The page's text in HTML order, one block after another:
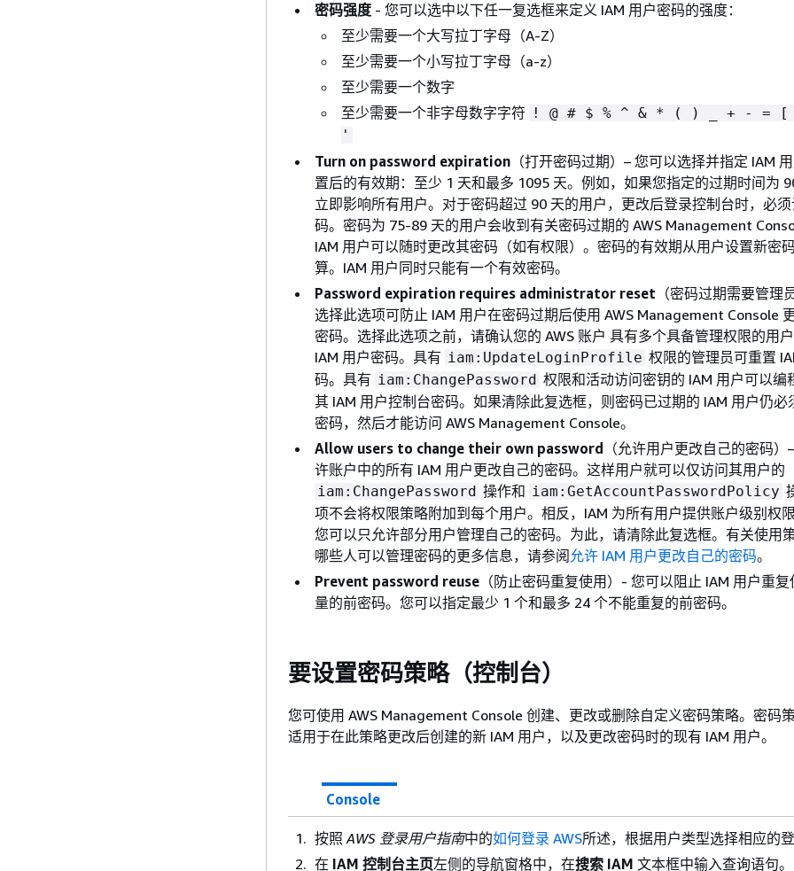
密码强度 - 您可以选中以下任一复选框来定义 IAM 用户密码的强度：
至少需要一个大写拉丁字母（A-Z）
至少需要一个小写拉丁字母（a-z）
至少需要一个数字
至少需要一个非字母数字字符
! @ # $ % ^ & * ( ) _ + - =
'
Turn on password expiration （打开密码过期）– 您可以选择并指定 IAM
置后的有效期：至少 1 天和最多 1095 天。例如，如果您指定的过期时间为
立即影响所有用户。对于密码超过 90 天的用户，更改后登录控制台时，必
码。密码为 75-89 天的用户会收到有关密码过期的 AWS Management
IAM 用户可以随时更改其密码（如有权限）。密码的有效期从用户设置新密
算。IAM 用户同时只能有一个有效密码。
Password expiration requires administrator reset （密码过期需要管理
选择此选项可防止 IAM 用户在密码过期后使用 AWS Management Console
密码。选择此选项之前，请确认您的 AWS 账户 具有多个具备管理权限的用
IAM 用户密码。具有 iam:UpdateLoginProfile 权限的管理员可重置
码。具有 iam:ChangePassword 权限和活动访问密钥的 IAM 用户可以编
其 IAM 用户控制台密码。如果清除此复选框，则密码已过期的 IAM 用户仍必
密码，然后才能访问 AWS Management Console。
Allow users to change their own password
（允许用户更改自己的密码）
许账户中的所有 IAM 用户更改自己的密码。这样用户就可以仅访问其用户的
iam:ChangePassword 操作和 iam:GetAccountPasswordPolicy
项不会将权限策略附加到每个用户。相反，IAM 为所有用户提供账户级别权限
您可以只允许部分用户管理自己的密码。为此，请清除此复选框。有关使用
哪些人可以管理密码的更多信息，请参阅 允许 IAM 用户更改自己的密码。
Prevent password reuse （防止密码重复使用）- 您可以阻止 IAM 用户重
量的前密码。您可以指定最少 1 个和最多 24 个不能重复的前密码。
要设置密码策略（控制台）
您可使用 AWS Management Console 创建、更改或删除自定义密码策略。密码
适用于在此策略更改后创建的新 IAM 用户，以及更改密码时的现有 IAM 用户。
Console
按照 AWS 登录用户指南中的如何登录 AWS所述，根据用户类型选择相应的登
在 IAM 控制台主页左侧的导航窗格中，在搜索 IAM 文本框中输入查询语句。